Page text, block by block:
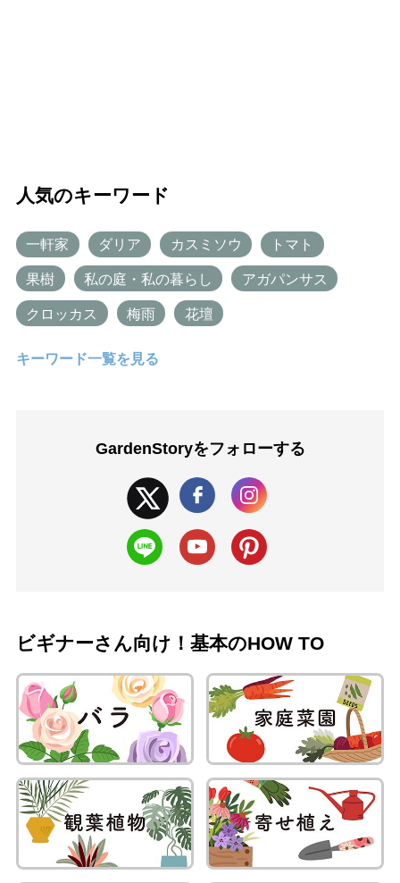
人気のキーワード
一軒家 ダリア カスミソウ トマト
果樹 私の庭・私の暮らし アガパンサス
クロッカス 梅雨 花壇
キーワード一覧を見る
GardenStoryをフォローする
ビギナーさん向け！基本のHOW TO